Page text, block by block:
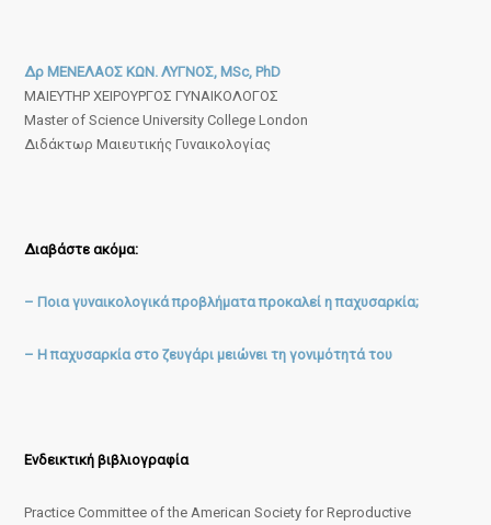
Δρ ΜΕΝΕΛΑΟΣ ΚΩΝ. ΛΥΓΝΟΣ, MSc, PhD
ΜΑΙΕΥΤΗΡ ΧΕΙΡΟΥΡΓΟΣ ΓΥΝΑΙΚΟΛΟΓΟΣ
Master of Science University College London
Διδάκτωρ Μαιευτικής Γυναικολογίας
Διαβάστε ακόμα:
– Ποια γυναικολογικά προβλήματα προκαλεί η παχυσαρκία;
– Η παχυσαρκία στο ζευγάρι μειώνει τη γονιμότητά του
Ενδεικτική βιβλιογραφία
Practice Committee of the American Society for Reproductive